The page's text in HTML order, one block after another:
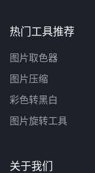
热门工具推荐
图片取色器
图片压缩
彩色转黑白
图片旋转工具
关于我们